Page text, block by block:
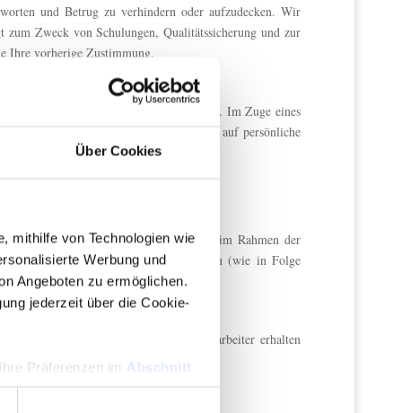
Über Cookies
mithilfe von Technologien wie
Werbung und
Angeboten zu ermöglichen.
jederzeit über die Cookie-
Präferenzen im Abschnitt
und Betrug zu verhindern oder aufzudecken. Wir
Zweck von Schulungen, Qualitätssicherung und zur
Ihre vorherige Zustimmung.
Vorgaben/ Anfragen nachzukommen. Im Zuge eines
das Recht vor, den behördlichen Zugriff auf persönliche
zur Verfügung zu stellen, können wir, im Rahmen der
Daten an externe Parteien (wie in Folge
gehorchen.
dazu berechtigten Personen. Diese Mitarbeiter erhalten